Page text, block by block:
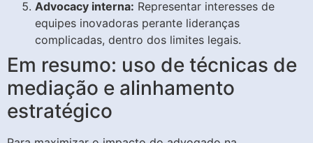
Advocacy interna: Representar interesses de
equipes inovadoras perante lideranças
complicadas, dentro dos limites legais.
Em resumo: uso de técnicas de
mediação e alinhamento
estratégico